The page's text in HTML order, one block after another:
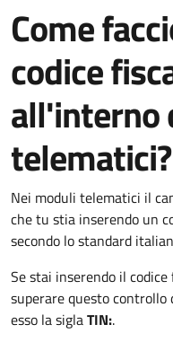
Come
codice
all'interno
telematici?
Nei moduli telematici il
che tu stia inserendo un
secondo lo standard
Se stai inserendo il
superare questo controllo
esso la siglaTIN:.